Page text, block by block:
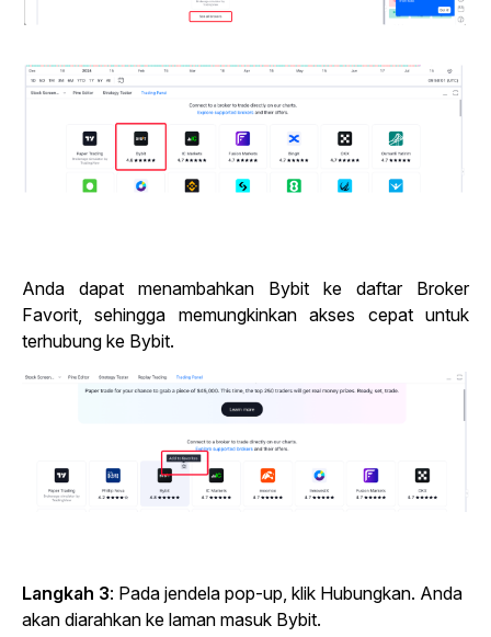
Anda dapat menambahkan Bybit ke daftar Broker
Favorit, sehingga memungkinkan akses cepat untuk
terhubung ke Bybit.
Langkah 3: Pada jendela pop-up, klik Hubungkan. Anda
akan diarahkan ke laman masuk Bybit.